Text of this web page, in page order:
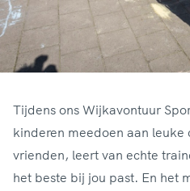
Tijdens ons Wijkavontuur
kinderen meedoen aan
vrienden, leert van echte
het beste bij jou past. En het